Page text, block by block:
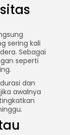
sering kali
Sebagai
seperti
dan
awalnya